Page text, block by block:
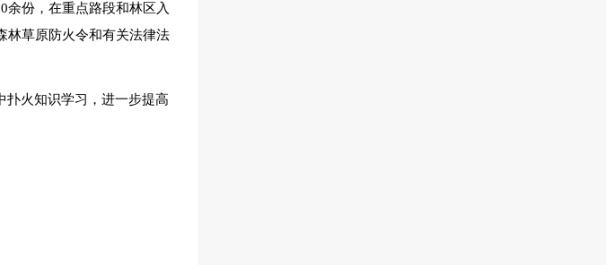
余份，在重点路段和林区入
林草原防火令和有关法律法
扑火知识学习，进一步提高